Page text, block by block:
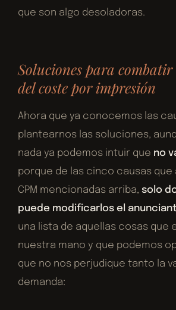
que son algo desoladoras.
Soluciones para
del coste por impresión
Ahora que ya conocemos las
plantearnos las soluciones,
nada ya podemos intuir que no
porque de las cinco causas que
CPM mencionadas arriba,solo
puede modificarlos el
una lista de aquellas cosas que
nuestra mano y que podemos
que no nos perjudique tanto la
demanda: